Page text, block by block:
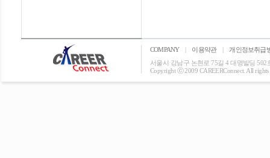
COMPANY | 이용약관 |
개인정보취급
서울시 강남구 논현로 75길 4 대명빌딩 502
Copyright ⓒ 2009 CAREERConnect. All rights